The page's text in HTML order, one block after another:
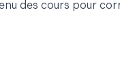
des cours pour